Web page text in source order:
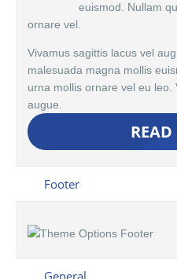
euismod. Nullam
ornare vel.
Vivamus sagittis lacus vel
malesuada magna mollis
urna mollis ornare vel eu leo.
augue.
Footer
General